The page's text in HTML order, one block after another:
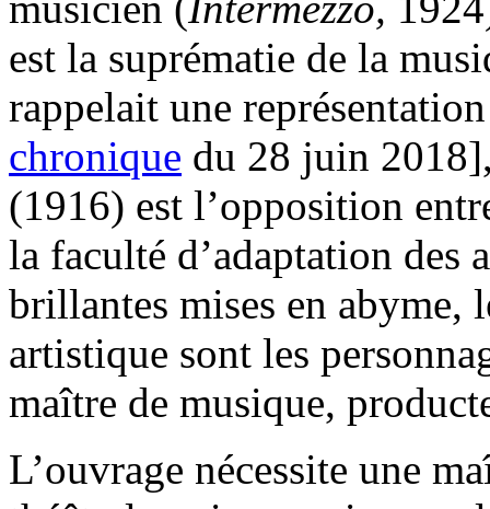
est la suprématie de la
rappelait une
chronique du 28 juin
(1916) est l’opposition
la faculté d’adaptation des
brillantes mises en abyme,
artistique sont les
maître de musique,
L’ouvrage nécessite une